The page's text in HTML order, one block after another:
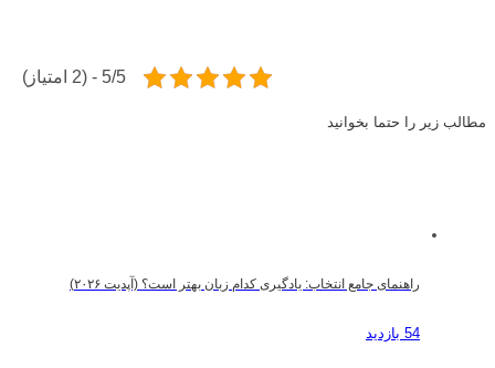
5/5 - (2 امتیاز)
مطالب زیر را حتما بخوانید
راهنمای جامع انتخاب: یادگیری کدام زبان بهتر است؟ (آپدیت ۲۰۲۶)
54 بازدید